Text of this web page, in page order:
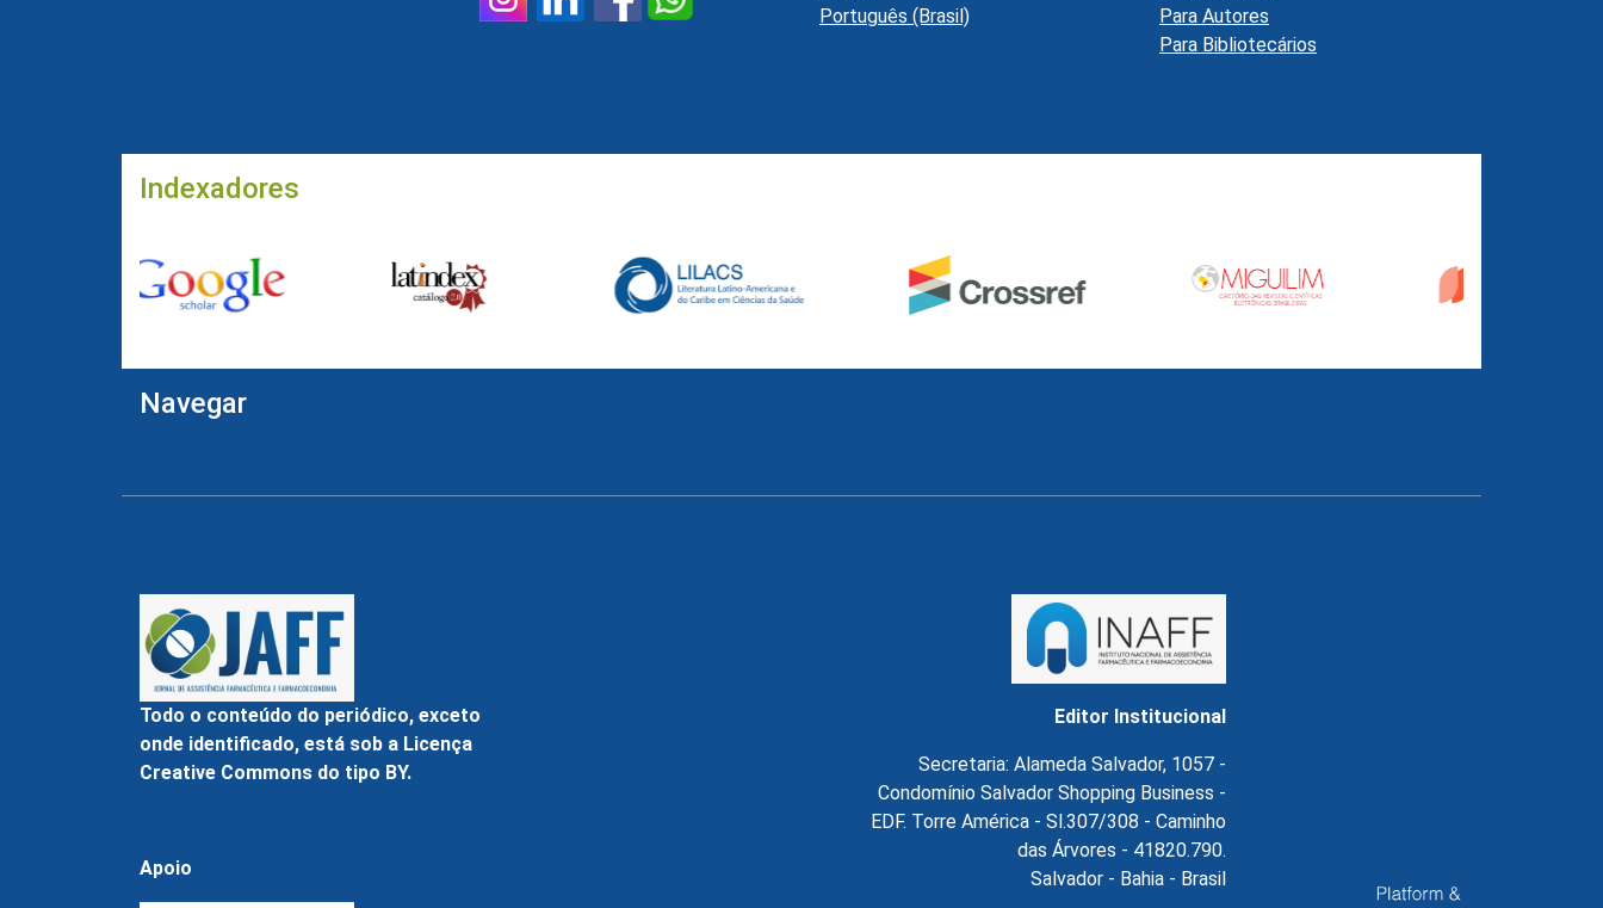
Português (Brasil)
Para Autores
Para Bibliotecários
Indexadores
Navegar
Todo o conteúdo do periódico, exceto
onde identificado, está sob a Licença
Creative Commons do tipo BY.
Apoio
Editor Institucional
Secretaria: Alameda Salvador, 1057 -
Condomínio Salvador Shopping Business -
EDF. Torre América - Sl.307/308 - Caminho
das Árvores - 41820.790.
Salvador - Bahia - Brasil